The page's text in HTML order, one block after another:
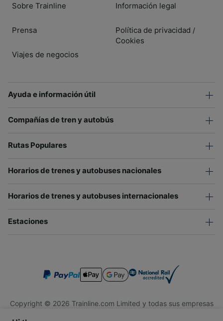
Sobre Trainline
Prensa
Viajes de negocios
Información legal
Política de privacidad /
Cookies
Ayuda e información útil
Compañías de tren y autobús
Rutas Populares
Horarios de trenes y autobuses nacionales
Horarios de trenes y autobuses internacionales
Estaciones
Copyright © 2026 Trainline.com Limited y todas sus empresas